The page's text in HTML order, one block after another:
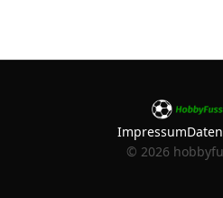
Impressum
© 2026